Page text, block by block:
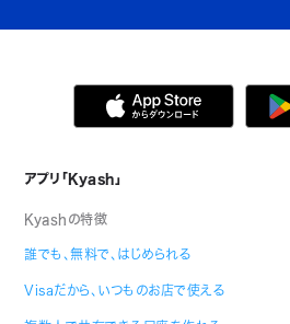
アプリ「Kyash」
Kyashの特徴
誰でも、無料で、はじめられる
Visaだから、いつものお店で使える